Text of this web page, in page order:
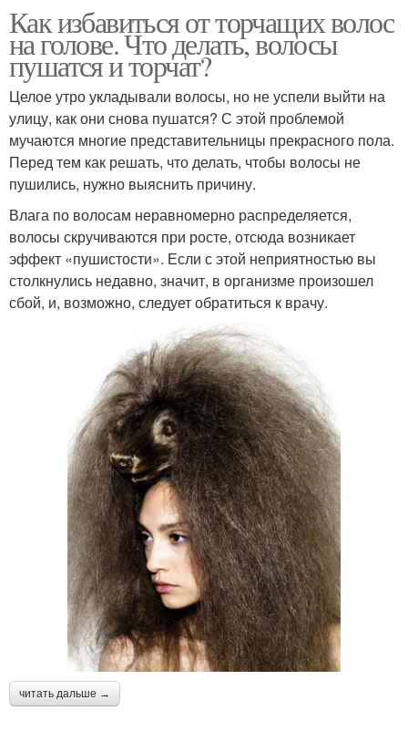
Как избавиться от торчащих волос
на голове. Что делать, волосы
пушатся и торчат?
Целое утро укладывали волосы, но не успели выйти на
улицу, как они снова пушатся? С этой проблемой
мучаются многие представительницы прекрасного пола.
Перед тем как решать, что делать, чтобы волосы не
пушились, нужно выяснить причину.
Влага по волосам неравномерно распределяется,
волосы скручиваются при росте, отсюда возникает
эффект «пушистости». Если с этой неприятностью вы
столкнулись недавно, значит, в организме произошел
сбой, и, возможно, следует обратиться к врачу.
читать дальше →